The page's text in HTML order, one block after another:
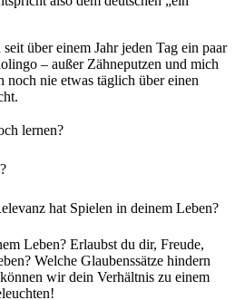
über einem Jahr jeden Tag ein paar
– außer Zähneputzen und mich
noch nie etwas täglich über einen
lernen?
hat Spielen in deinem Leben?
Leben? Erlaubst du dir, Freude,
Welche Glaubenssätze hindern
wir dein Verhältnis zu einem